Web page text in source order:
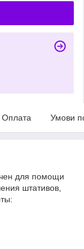
Оплата Умови
для помощи
штативов,